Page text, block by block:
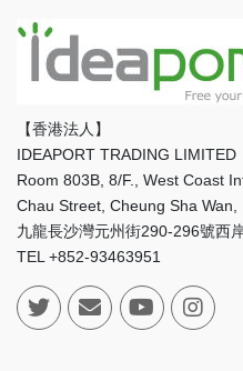
【香港法人】
IDEAPORT TRADING LIMITED
Room 803B, 8/F., West Coast
Chau Street, Cheung Sha
九龍長沙灣元州街290-296號西
TEL +852-93463951